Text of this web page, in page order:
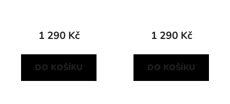
1 290 Kč
DO KOŠÍKU
1 290 Kč
DO KOŠÍKU